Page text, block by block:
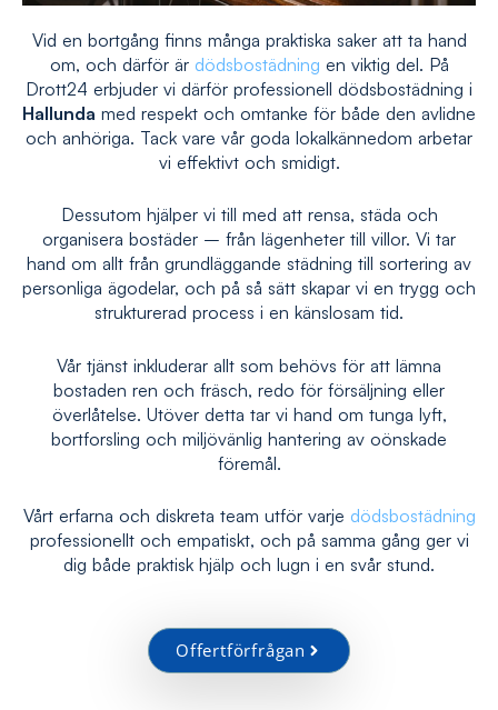
Vid en bortgång finns många praktiska saker att ta hand
om, och därför är dödsbostädning en viktig del. På
Drott24 erbjuder vi därför professionell dödsbostädning i
Hallunda med respekt och omtanke för både den avlidne
och anhöriga. Tack vare vår goda lokalkännedom arbetar
vi effektivt och smidigt.
Dessutom hjälper vi till med att rensa, städa och
organisera bostäder – från lägenheter till villor. Vi tar
hand om allt från grundläggande städning till sortering av
personliga ägodelar, och på så sätt skapar vi en trygg och
strukturerad process i en känslosam tid.
Vår tjänst inkluderar allt som behövs för att lämna
bostaden ren och fräsch, redo för försäljning eller
överlåtelse. Utöver detta tar vi hand om tunga lyft,
bortforsling och miljövänlig hantering av oönskade
föremål.
Vårt erfarna och diskreta team utför varje dödsbostädning
professionellt och empatiskt, och på samma gång ger vi
dig både praktisk hjälp och lugn i en svår stund.
Offertförfrågan